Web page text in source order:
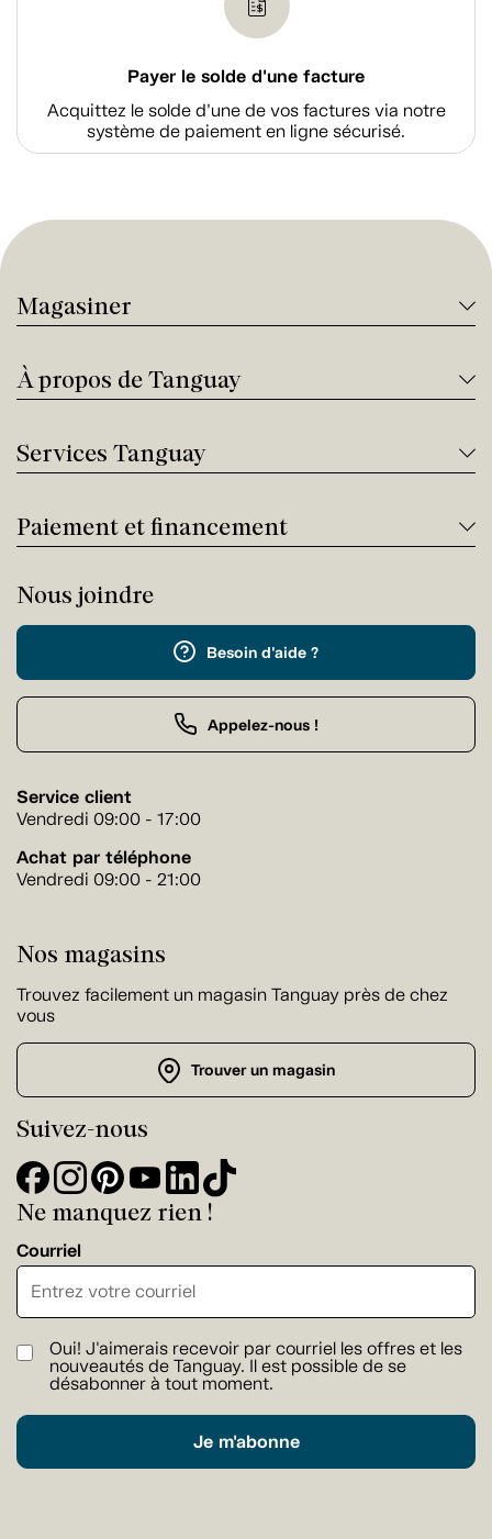
Payer le solde d'une facture
Acquittez le solde d’une de vos factures via notre
système de paiement en ligne sécurisé.
Magasiner
À propos de Tanguay
Services Tanguay
Paiement et financement
Nous joindre
Besoin d'aide ?
Appelez-nous !
Service client
Vendredi 09:00 - 17:00
Achat par téléphone
Vendredi 09:00 - 21:00
Nos magasins
Trouvez facilement un magasin Tanguay près de chez
vous
Trouver un magasin
Suivez-nous
Ne manquez rien !
Courriel
Oui! J'aimerais recevoir par courriel les offres et les
nouveautés de Tanguay. Il est possible de se
désabonner à tout moment.
Je m'abonne